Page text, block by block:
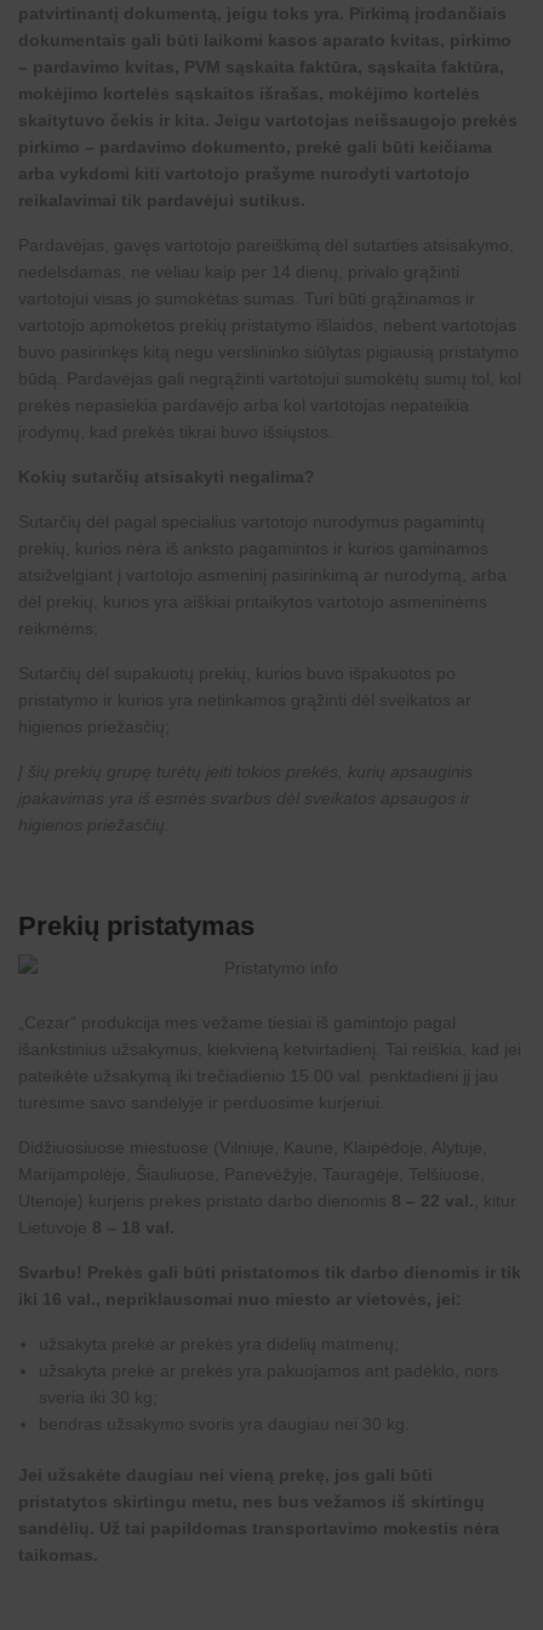
patvirtinantį dokumentą, jeigu toks yra. Pirkimą įrodančiais
dokumentais gali būti laikomi kasos aparato kvitas, pirkimo
– pardavimo kvitas, PVM sąskaita faktūra, sąskaita faktūra,
mokėjimo kortelės sąskaitos išrašas, mokėjimo kortelės
skaitytuvo čekis ir kita. Jeigu vartotojas neišsaugojo prekės
pirkimo – pardavimo dokumento, prekė gali būti keičiama
arba vykdomi kiti vartotojo prašyme nurodyti vartotojo
reikalavimai tik pardavėjui sutikus.
Pardavėjas, gavęs vartotojo pareiškimą dėl sutarties atsisakymo,
nedelsdamas, ne vėliau kaip per 14 dienų, privalo grąžinti
vartotojui visas jo sumokėtas sumas. Turi būti grąžinamos ir
vartotojo apmokėtos prekių pristatymo išlaidos, nebent vartotojas
buvo pasirinkęs kitą negu verslininko siūlytas pigiausią pristatymo
būdą. Pardavėjas gali negrąžinti vartotojui sumokėtų sumų tol, kol
prekės nepasiekia pardavėjo arba kol vartotojas nepateikia
įrodymų, kad prekės tikrai buvo išsiųstos.
Kokių sutarčių atsisakyti negalima?
Sutarčių dėl pagal specialius vartotojo nurodymus pagamintų
prekių, kurios nėra iš anksto pagamintos ir kurios gaminamos
atsižvelgiant į vartotojo asmeninį pasirinkimą ar nurodymą, arba
dėl prekių, kurios yra aiškiai pritaikytos vartotojo asmeninėms
reikmėms;
Sutarčių dėl supakuotų prekių, kurios buvo išpakuotos po
pristatymo ir kurios yra netinkamos grąžinti dėl sveikatos ar
higienos priežasčių;
Į šių prekių grupę turėtų įeiti tokios prekės, kurių apsauginis
įpakavimas yra iš esmės svarbus dėl sveikatos apsaugos ir
higienos priežasčių.
Prekių pristatymas
„Cezar “ produkcija mes vežame tiesiai iš gamintojo pagal
išankstinius užsakymus, kiekvieną ketvirtadienį. Tai reiškia, kad jei
pateikėte užsakymą iki trečiadienio 15.00 val. penktadieni jį jau
turėsime savo sandėlyje ir perduosime kurjeriui.
Didžiuosiuose miestuose (Vilniuje, Kaune, Klaipėdoje, Alytuje,
Marijampolėje, Šiauliuose, Panevėžyje, Tauragėje, Telšiuose,
Utenoje) kurjeris prekes pristato darbo dienomis 8 – 22 val. , kitur
Lietuvoje 8 – 18 val.
Svarbu! Prekės gali būti pristatomos tik darbo dienomis ir tik
iki 16 val., nepriklausomai nuo miesto ar vietovės, jei:
užsakyta prekė ar prekės yra didelių matmenų;
užsakyta prekė ar prekės yra pakuojamos ant padėklo, nors
sveria iki 30 kg;
bendras užsakymo svoris yra daugiau nei 30 kg.
Jei užsakėte daugiau nei vieną prekę, jos gali būti
pristatytos skirtingu metu, nes bus vežamos iš skirtingų
sandėlių. Už tai papildomas transportavimo mokestis nėra
taikomas.